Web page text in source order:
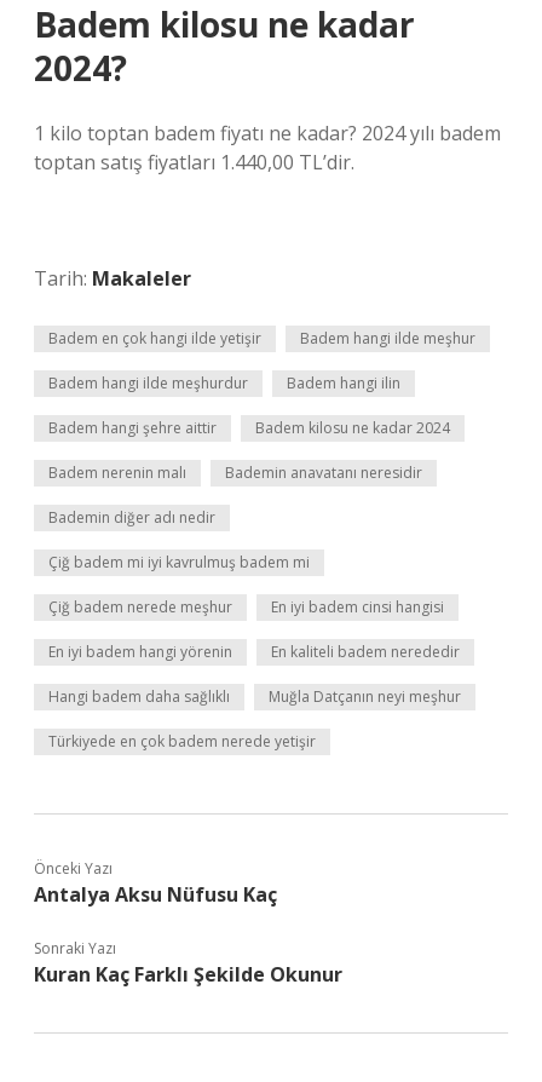
Badem kilosu ne kadar
2024?
1 kilo toptan badem fiyatı ne kadar? 2024 yılı badem
toptan satış fiyatları 1.440,00 TL’dir.
Tarih: Makaleler
Badem en çok hangi ilde yetişir Badem hangi ilde meşhur
Badem hangi ilde meşhurdur Badem hangi ilin
Badem hangi şehre aittir Badem kilosu ne kadar 2024
Badem nerenin malı Bademin anavatanı neresidir
Bademin diğer adı nedir
Çiğ badem mi iyi kavrulmuş badem mi
Çiğ badem nerede meşhur En iyi badem cinsi hangisi
En iyi badem hangi yörenin En kaliteli badem nerededir
Hangi badem daha sağlıklı Muğla Datçanın neyi meşhur
Türkiyede en çok badem nerede yetişir
Önceki Yazı
Antalya Aksu Nüfusu Kaç
Sonraki Yazı
Kuran Kaç Farklı Şekilde Okunur